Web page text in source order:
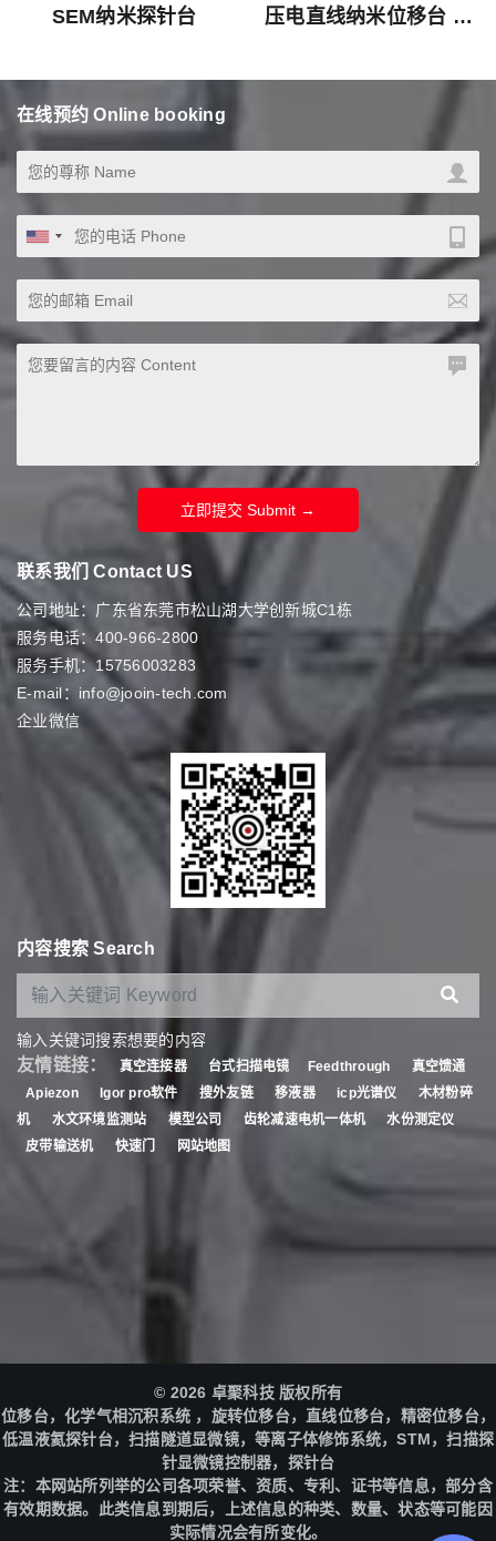
SEM纳米探针台 压电直线纳米位移台 Z轴扫描台
在线预约 Online booking
立即提交 Submit →
联系我们 Contact US
公司地址：广东省东莞市松山湖大学创新城C1栋
服务电话：400-966-2800
服务手机：15756003283
E-mail：info@jooin-tech.com
企业微信
内容搜索 Search
输入关键词搜索想要的内容
友情链接： 真空连接器 台式扫描电镜 Feedthrough
真空馈通
Apiezon
Igor pro软件 搜外友链 移液器 icp光谱仪
木材粉碎
机
水文环境监测站 模型公司 齿轮减速电机一体机
水份测定仪
皮带输送机
快速门 网站地图
© 2026 卓聚科技 版权所有
位移台，化学气相沉积系统 ，旋转位移台，直线位移台，精密位移台，
低温液氦探针台，扫描隧道显微镜，等离子体修饰系统，STM，扫描探
针显微镜控制器，探针台
注：本网站所列举的公司各项荣誉、资质、专利、证书等信息，部分含
有效期数据。此类信息到期后，上述信息的种类、数量、状态等可能因
实际情况会有所变化。